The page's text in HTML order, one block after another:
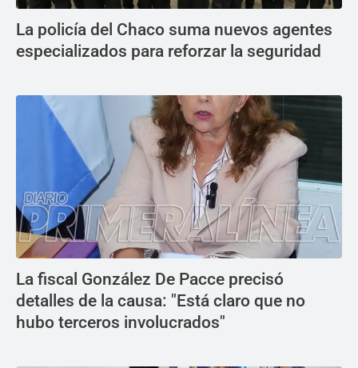
La policía del Chaco suma nuevos agentes
especializados para reforzar la seguridad
La fiscal González De Pacce precisó
detalles de la causa: "Está claro que no
hubo terceros involucrados"